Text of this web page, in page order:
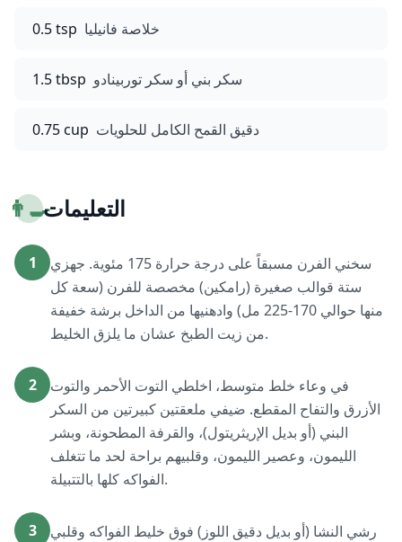
0.5 tsp خلاصة فانيليا
1.5 tbsp سكر بني أو سكر توربينادو
0.75 cup دقيق القمح الكامل للحلويات
👨‍🍳التعليمات
1
سخني الفرن مسبقاً على درجة حرارة 175 مئوية. جهزي
ستة قوالب صغيرة (رامكين) مخصصة للفرن (سعة كل
منها حوالي 170-225 مل) وادهنيها من الداخل برشة خفيفة
من زيت الطبخ عشان ما يلزق الخليط.
2
في وعاء خلط متوسط، اخلطي التوت الأحمر والتوت
الأزرق والتفاح المقطع. ضيفي ملعقتين كبيرتين من السكر
البني (أو بديل الإريثريتول)، والقرفة المطحونة، وبشر
الليمون، وعصير الليمون، وقلبيهم براحة لحد ما تتغلف
الفواكه كلها بالتتبيلة.
3
رشي النشا (أو بديل دقيق اللوز) فوق خليط الفواكه وقلبي